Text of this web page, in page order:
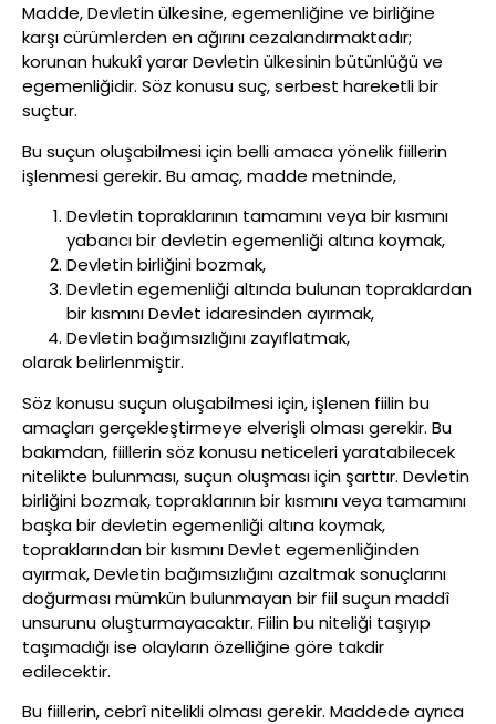
Madde, Devletin ülkesine, egemenliğine ve birliğine
karşı cürümlerden en ağırını cezalandırmaktadır;
korunan hukukî yarar Devletin ülkesinin bütünlüğü ve
egemenliğidir. Söz konusu suç, serbest hareketli bir
suçtur.
Bu suçun oluşabilmesi için belli amaca yönelik fiillerin
işlenmesi gerekir. Bu amaç, madde metninde,
Devletin topraklarının tamamını veya bir kısmını
yabancı bir devletin egemenliği altına koymak,
Devletin birliğini bozmak,
Devletin egemenliği altında bulunan topraklardan
bir kısmını Devlet idaresinden ayırmak,
Devletin bağımsızlığını zayıflatmak,
olarak belirlenmiştir.
Söz konusu suçun oluşabilmesi için, işlenen fiilin bu
amaçları gerçekleştirmeye elverişli olması gerekir. Bu
bakımdan, fiillerin söz konusu neticeleri yaratabilecek
nitelikte bulunması, suçun oluşması için şarttır. Devletin
birliğini bozmak, topraklarının bir kısmını veya tamamını
başka bir devletin egemenliği altına koymak,
topraklarından bir kısmını Devlet egemenliğinden
ayırmak, Devletin bağımsızlığını azaltmak sonuçlarını
doğurması mümkün bulunmayan bir fiil suçun maddî
unsurunu oluşturmayacaktır. Fiilin bu niteliği taşıyıp
taşımadığı ise olayların özelliğine göre takdir
edilecektir.
Bu fiillerin, cebrî nitelikli olması gerekir. Maddede ayrıca